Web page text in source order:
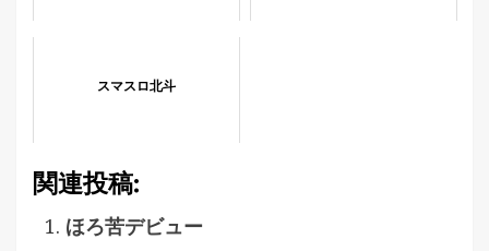
スマスロ北斗
関連投稿:
ほろ苦デビュー